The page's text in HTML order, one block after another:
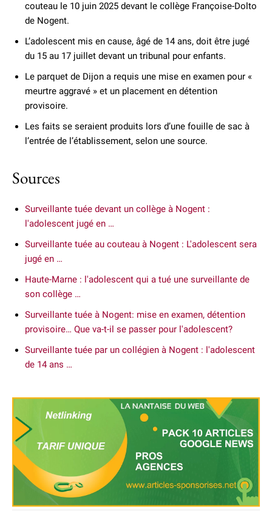
couteau le 10 juin 2025 devant le collège Françoise-Dolto
de Nogent.
L’adolescent mis en cause, âgé de 14 ans, doit être jugé
du 15 au 17 juillet devant un tribunal pour enfants.
Le parquet de Dijon a requis une mise en examen pour «
meurtre aggravé » et un placement en détention
provisoire.
Les faits se seraient produits lors d’une fouille de sac à
l’entrée de l’établissement, selon une source.
Sources
Surveillante tuée devant un collège à Nogent :
l'adolescent jugé en …
Surveillante tuée au couteau à Nogent : L'adolescent sera
jugé en …
Haute-Marne : l'adolescent qui a tué une surveillante de
son collège …
Surveillante tuée à Nogent: mise en examen, détention
provisoire… Que va-t-il se passer pour l'adolescent?
Surveillante tuée par un collégien à Nogent : l'adolescent
de 14 ans …